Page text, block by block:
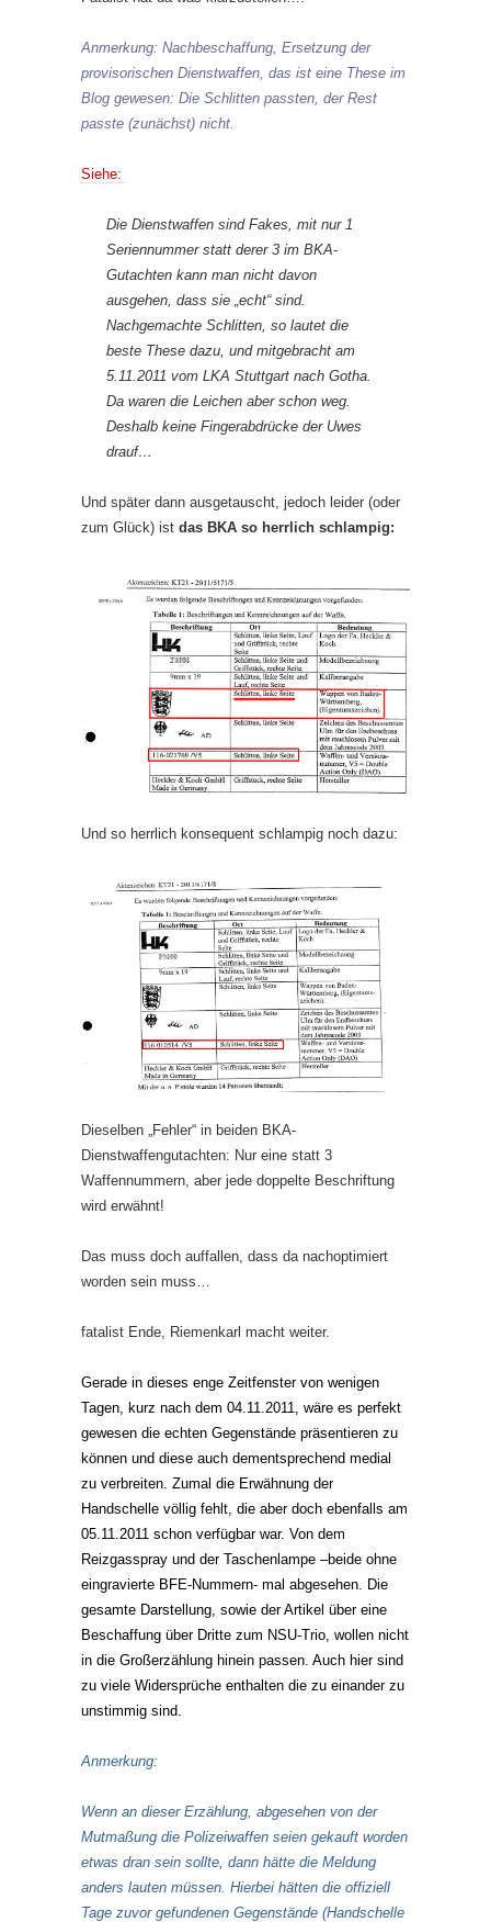
Anmerkung: Nachbeschaffung, Ersetzung der
provisorischen Dienstwaffen, das ist eine These im
Blog gewesen: Die Schlitten passten, der Rest
passte (zunächst) nicht.
Siehe:
Die Dienstwaffen sind Fakes, mit nur 1
Seriennummer statt derer 3 im BKA-
Gutachten kann man nicht davon
ausgehen, dass sie „echt“ sind.
Nachgemachte Schlitten, so lautet die
beste These dazu, und mitgebracht am
5.11.2011 vom LKA Stuttgart nach Gotha.
Da waren die Leichen aber schon weg.
Deshalb keine Fingerabdrücke der Uwes
drauf…
Und später dann ausgetauscht, jedoch leider (oder
zum Glück) ist das BKA so herrlich schlampig:
Und so herrlich konsequent schlampig noch dazu:
Dieselben „Fehler“ in beiden BKA-
Dienstwaffengutachten: Nur eine statt 3
Waffennummern, aber jede doppelte Beschriftung
wird erwähnt!
Das muss doch auffallen, dass da nachoptimiert
worden sein muss…
fatalist Ende, Riemenkarl macht weiter.
Gerade in dieses enge Zeitfenster von wenigen
Tagen, kurz nach dem 04.11.2011, wäre es perfekt
gewesen die echten Gegenstände präsentieren zu
können und diese auch dementsprechend medial
zu verbreiten. Zumal die Erwähnung der
Handschelle völlig fehlt, die aber doch ebenfalls am
05.11.2011 schon verfügbar war. Von dem
Reizgasspray und der Taschenlampe –beide ohne
eingravierte BFE-Nummern- mal abgesehen. Die
gesamte Darstellung, sowie der Artikel über eine
Beschaffung über Dritte zum NSU-Trio, wollen nicht
in die Großerzählung hinein passen. Auch hier sind
zu viele Widersprüche enthalten die zu einander zu
unstimmig sind.
Anmerkung:
Wenn an dieser Erzählung, abgesehen von der
Mutmaßung die Polizeiwaffen seien gekauft worden
etwas dran sein sollte, dann hätte die Meldung
anders lauten müssen. Hierbei hätten die offiziell
Tage zuvor gefundenen Gegenstände (Handschelle